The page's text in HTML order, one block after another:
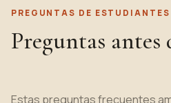
PREGUNTAS DE ESTUDIANTES
Preguntas antes
Estas preguntas frecuentes